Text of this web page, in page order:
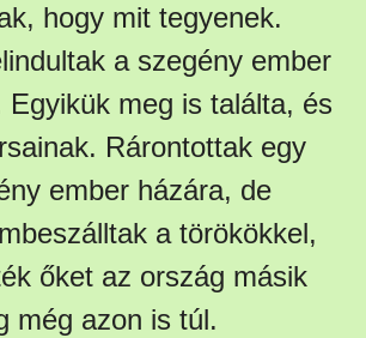
hogy mit tegyenek.
a szegény ember
Egyikük meg is találta, és
Rárontottak egy
ember házára, de
a törökökkel,
őket az ország másik
még azon is túl.